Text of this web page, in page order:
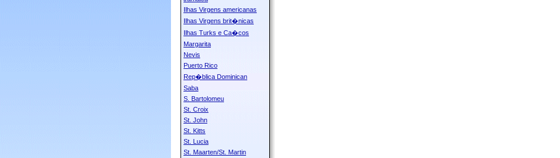
Ilhas Virgens americanas
Ilhas Virgens brit�nicas
Ilhas Turks e Ca�cos
Margarita
Nevis
Puerto Rico
Rep�blica Dominican
Saba
S. Bartolomeu
St. Croix
St. John
St. Kitts
St. Lucia
St. Maarten/St. Martin